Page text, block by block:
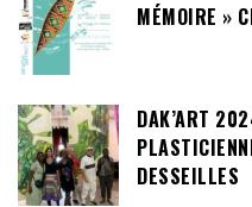
MÉMOIRE »
DAK’ART
DESSEILLES